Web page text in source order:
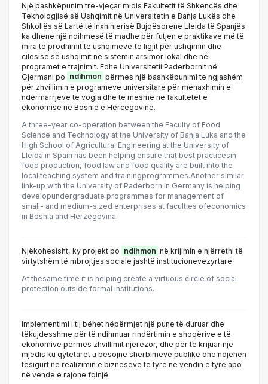
Një bashkëpunim tre-vjeçar midis Fakultetit të Shkencës dhe
Teknologjisë së Ushqimit në Universitetin e Banja Lukës dhe
Shkollës së Lartë të Inxhinierisë Bujqësorenë Lleida të Spanjës
ka dhënë një ndihmesë të madhe për futjen e praktikave më të
mira të prodhimit të ushqimeve,të ligjit për ushqimin dhe
cilësisë së ushqimit në sistemin arsimor lokal dhe në
programet e trajnimit. Edhe Universitetii Paderbornit në
Gjermani po ndihmon përmes një bashkëpunimi të ngjashëm
për zhvillimin e programeve universitare për menaxhimin e
ndërmarrjeve të vogla dhe të mesme në fakultetet e
ekonomisë në Bosnie e Hercegovinë.
A three-year co-operation between the Faculty of Food
Science and Technology at the University of Banja Luka and the
High School of Agricultural Engineering at the University of
Lleida in Spain has been helping ensure that best practicesin
food production, food law and food quality are built into the
local teaching system and trainingprogrammes.Another similar
link-up with the University of Paderborn in Germany is helping
developundergraduate programmes for management of
small- and medium-sized enterprises at faculties ofeconomics
in Bosnia and Herzegovina.
Njëkohësisht, ky projekt po ndihmon në krijimin e njërrethi të
virtytshëm të mbrojtjes sociale jashtë institucionevezyrtare.
At thesame time it is helping create a virtuous circle of social
protection outside formal institutions.
Implementimi i tij bëhet nëpërmjet një pune të duruar dhe
tëkujdesshme për të ndihmuar rindërtimin e shoqërive e të
ekonomive përmes zhvillimit njerëzor, dhe për të krijuar një
mjedis ku qytetarët u besojnë shërbimeve publike dhe ndjehen
tësigurt në realizimin e bizneseve të tyre në vendin e tyre apo
në vende e rajone fqinjë.